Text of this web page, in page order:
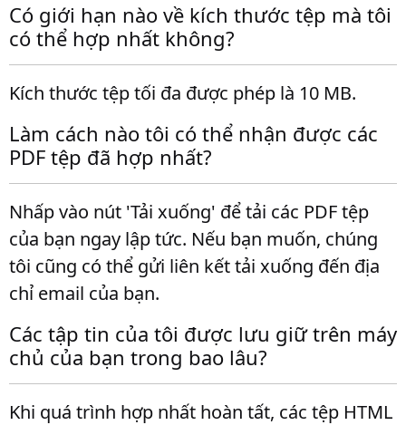
Có giới hạn nào về kích thước tệp mà tôi
có thể hợp nhất không?
Kích thước tệp tối đa được phép là 10 MB.
Làm cách nào tôi có thể nhận được các
PDF tệp đã hợp nhất?
Nhấp vào nút 'Tải xuống' để tải các PDF tệp
của bạn ngay lập tức. Nếu bạn muốn, chúng
tôi cũng có thể gửi liên kết tải xuống đến địa
chỉ email của bạn.
Các tập tin của tôi được lưu giữ trên máy
chủ của bạn trong bao lâu?
Khi quá trình hợp nhất hoàn tất, các tệp HTML